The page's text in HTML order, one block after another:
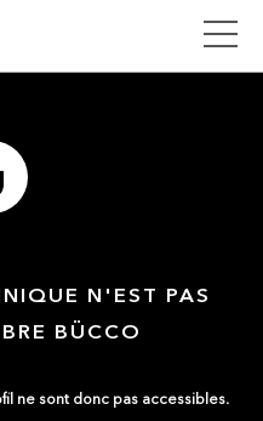
N'EST PAS
BÜCCO
ne sont donc pas accessibles.